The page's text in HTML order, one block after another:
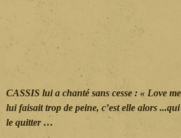
CASSIS lui a chanté sans cesse : « Love
lui faisait trop de peine, c’est elle alors
le quitter …